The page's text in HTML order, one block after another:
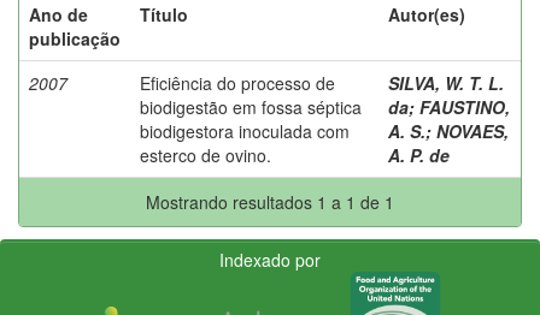
Ano de
publicação
Título Autor(es)
2007
Eficiência do processo de
biodigestão em fossa séptica
biodigestora inoculada com
esterco de ovino.
SILVA, W. T. L.
da; FAUSTINO,
A. S.; NOVAES,
A. P. de
Mostrando resultados 1 a 1 de 1
Indexado por